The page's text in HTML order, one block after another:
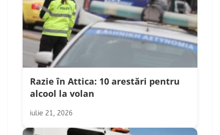
Razie în Attica: 10 arestări pentru
alcool la volan
iulie 21, 2026